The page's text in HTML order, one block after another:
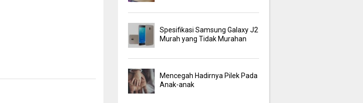
Spesifikasi Samsung Galaxy J2
Murah yang Tidak Murahan
Mencegah Hadirnya Pilek Pada
Anak-anak